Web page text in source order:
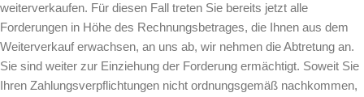
weiterverkaufen. Für diesen Fall treten Sie bereits jetzt alle
Forderungen in Höhe des Rechnungsbetrages, die Ihnen aus dem
Weiterverkauf erwachsen, an uns ab, wir nehmen die Abtretung an.
Sie sind weiter zur Einziehung der Forderung ermächtigt. Soweit Sie
Ihren Zahlungsverpflichtungen nicht ordnungsgemäß nachkommen,